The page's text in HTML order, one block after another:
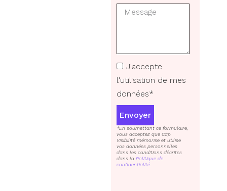
J'accepte
l'utilisation de mes
données*
Envoyer
*En soumettant ce formulaire,
vous acceptez que Cap
Visibilité mémorise et utilise
vos données personnelles
dans les conditions décrites
dans la Politique de
confidentialité.